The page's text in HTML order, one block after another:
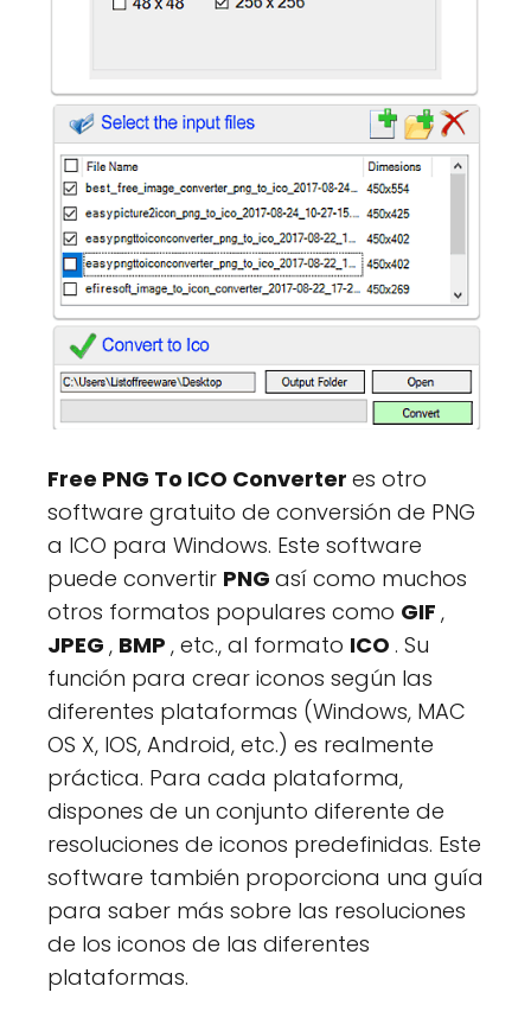
Free PNG To ICO Converter es otro
software gratuito de conversión de PNG
a ICO para Windows. Este software
puede convertir PNG así como muchos
otros formatos populares como GIF ,
JPEG , BMP , etc., al formato ICO . Su
función para crear iconos según las
diferentes plataformas (Windows, MAC
OS X, IOS, Android, etc.) es realmente
práctica. Para cada plataforma,
dispones de un conjunto diferente de
resoluciones de iconos predefinidas. Este
software también proporciona una guía
para saber más sobre las resoluciones
de los iconos de las diferentes
plataformas.